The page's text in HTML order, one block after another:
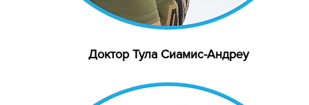
Доктор Тула Сиамис-Андреу